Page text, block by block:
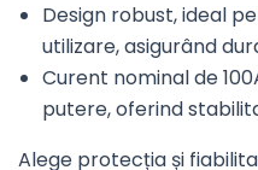
Design robust, ideal
utilizare, asigurând
Curent nominal de
putere, oferind
Alege protecția și